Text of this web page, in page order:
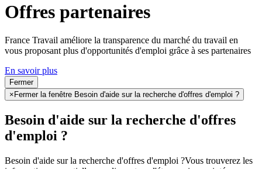
Offres partenaires
France Travail améliore la transparence du marché du travail en
vous proposant plus d'opportunités d'emploi grâce à ses partenaires
En savoir plus
Fermer
× Fermer la fenêtre Besoin d'aide sur la recherche d'offres d'emploi ?
Besoin d'aide sur la recherche d'offres
d'emploi ?
Besoin d'aide sur la recherche d'offres d'emploi ?Vous trouverez les